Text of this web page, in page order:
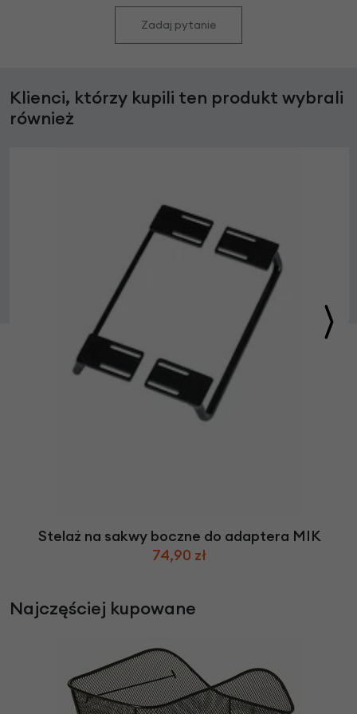
Zadaj pytanie
Klienci, którzy kupili ten produkt wybrali
również
Stelaż na sakwy boczne do adaptera MIK
74,90 zł
Najczęściej kupowane